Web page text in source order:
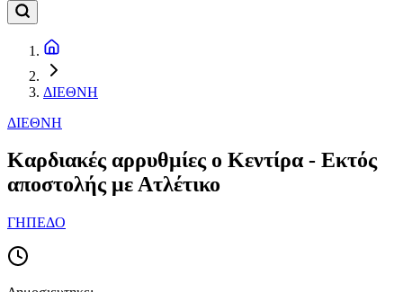
ΔΙΕΘΝΗ
ΔΙΕΘΝΗ
Καρδιακές αρρυθμίες ο Κεντίρα - Εκτός
αποστολής με Ατλέτικο
ΓΗΠΕΔΟ